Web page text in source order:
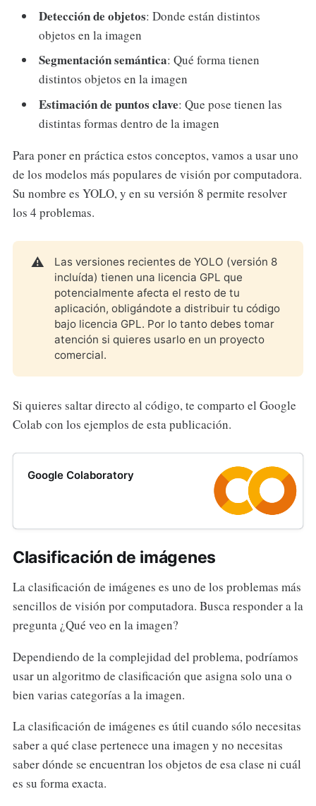
Detección de objetos: Donde están distintos
objetos en la imagen
Segmentación semántica: Qué forma tienen
distintos objetos en la imagen
Estimación de puntos clave: Que pose tienen las
distintas formas dentro de la imagen
Para poner en práctica estos conceptos, vamos a usar uno
de los modelos más populares de visión por computadora.
Su nombre es YOLO, y en su versión 8 permite resolver
los 4 problemas.
⚠️
Las versiones recientes de YOLO (versión 8
incluída) tienen una licencia GPL que
potencialmente afecta el resto de tu
aplicación, obligándote a distribuir tu código
bajo licencia GPL. Por lo tanto debes tomar
atención si quieres usarlo en un proyecto
comercial.
Si quieres saltar directo al código, te comparto el Google
Colab con los ejemplos de esta publicación.
Google Colaboratory
Clasificación de imágenes
La clasificación de imágenes es uno de los problemas más
sencillos de visión por computadora. Busca responder a la
pregunta ¿Qué veo en la imagen?
Dependiendo de la complejidad del problema, podríamos
usar un algoritmo de clasificación que asigna solo una o
bien varias categorías a la imagen.
La clasificación de imágenes es útil cuando sólo necesitas
saber a qué clase pertenece una imagen y no necesitas
saber dónde se encuentran los objetos de esa clase ni cuál
es su forma exacta.